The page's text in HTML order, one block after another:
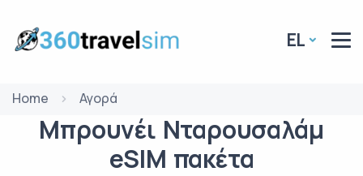
EL
Home Αγορά
Μπρουνέι Νταρουσαλάμ
eSIM πακέτα